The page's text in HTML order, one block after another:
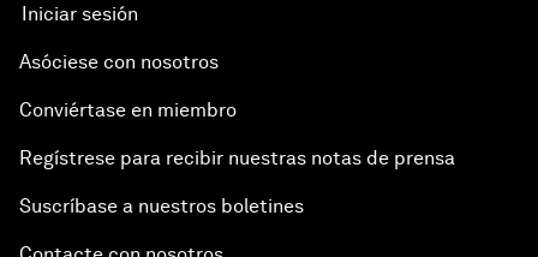
Iniciar sesión
Asóciese con nosotros
Conviértase en miembro
Regístrese para recibir nuestras notas de prensa
Suscríbase a nuestros boletines